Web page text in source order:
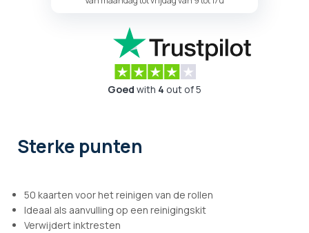
Goed with 4 out of 5
Sterke punten
50 kaarten voor het reinigen van de rollen
Ideaal als aanvulling op een reinigingskit
Verwijdert inktresten